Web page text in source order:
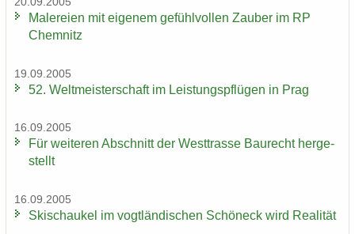
Ma­le­rei­en mit ei­ge­nem ge­fühl­vol­len Zau­ber im RP
Chem­nitz
19.09.2005
52. Welt­meis­ter­schaft im Leis­tungs­pflü­gen in Prag
16.09.2005
Für wei­te­ren Ab­schnitt der West­tras­se Bau­recht her­ge­
stellt
16.09.2005
Ski­schau­kel im vogt­län­di­schen Schöneck wird Rea­li­tät